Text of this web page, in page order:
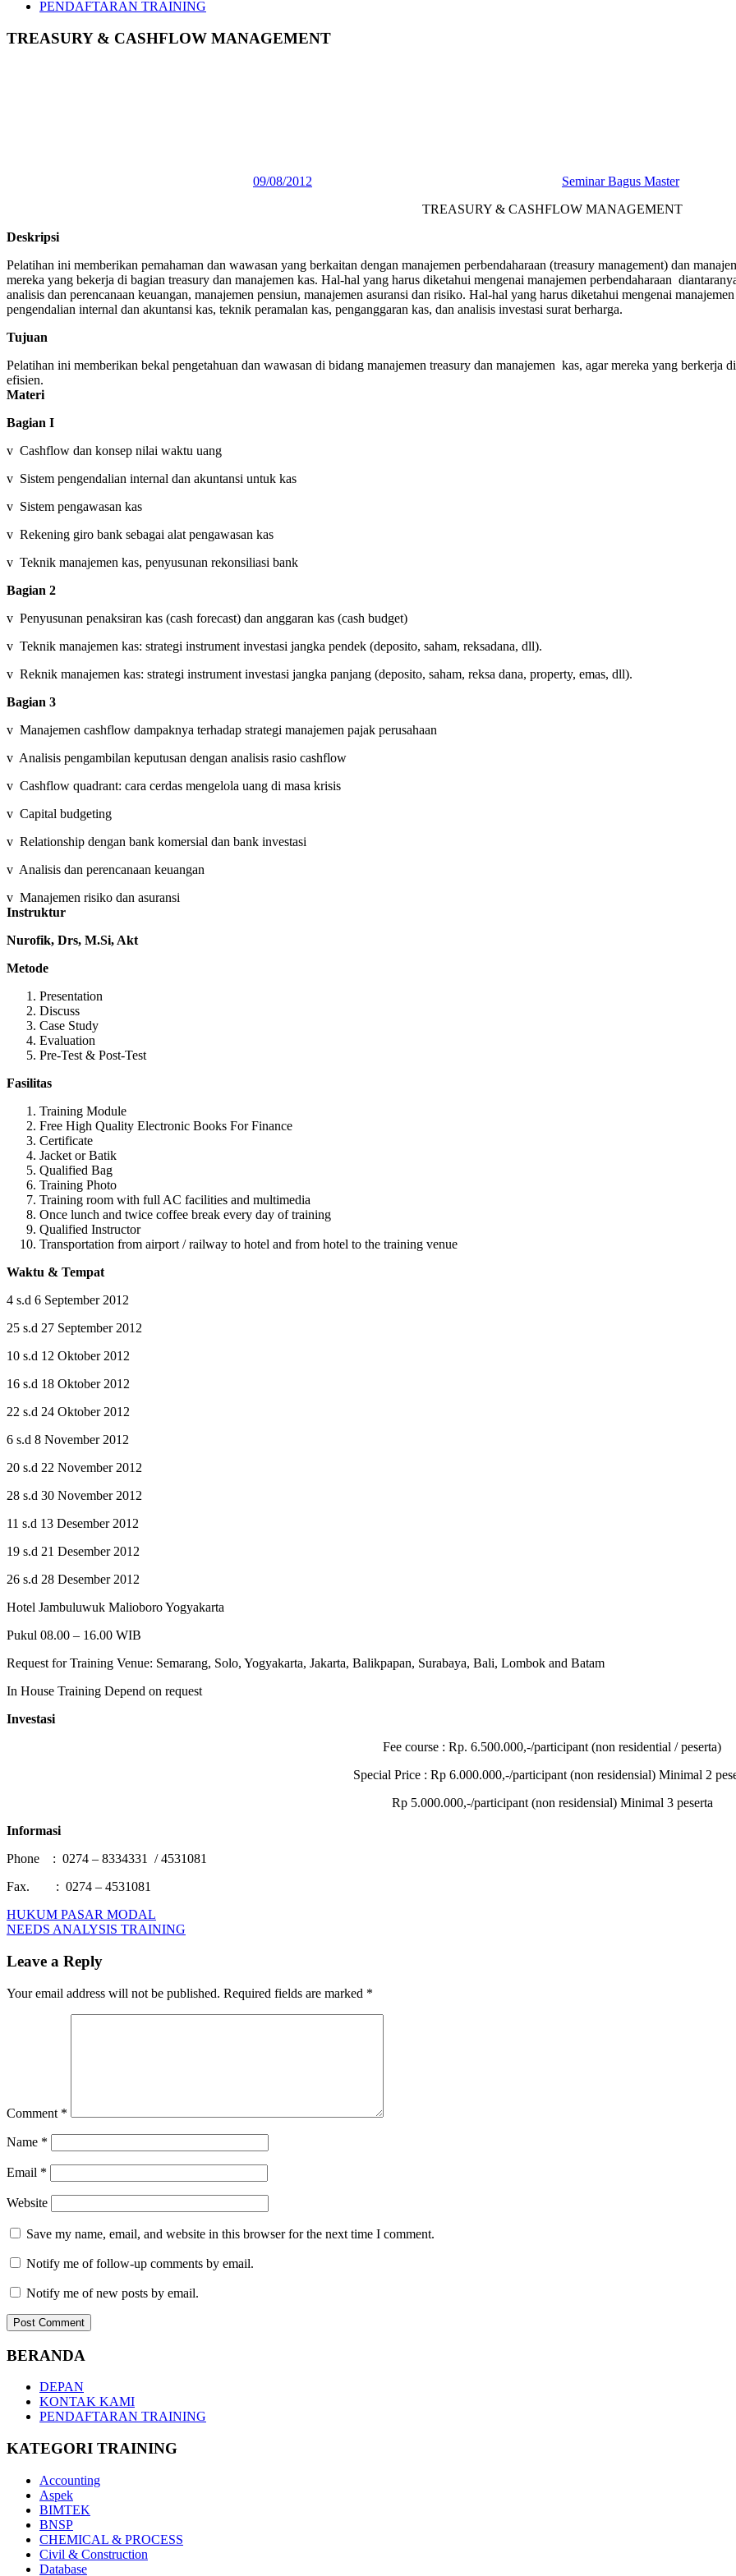
PENDAFTARAN TRAINING
TREASURY & CASHFLOW MANAGEMENT
09/08/2012
Seminar Bagus Master
TREASURY & CASHFLOW MANAGEMENT
Deskripsi
Pelatihan ini memberikan pemahaman dan wawasan yang berkaitan dengan manajemen perbendaharaan (treasury management) dan
mereka yang bekerja di bagian treasury dan manajemen kas. Hal-hal yang harus diketahui mengenai manajemen perbendaharaan
analisis dan perencanaan keuangan, manajemen pensiun, manajemen asuransi dan risiko. Hal-hal yang harus diketahui mengenai
pengendalian internal dan akuntansi kas, teknik peramalan kas, penganggaran kas, dan analisis investasi surat berharga.
Tujuan
Pelatihan ini memberikan bekal pengetahuan dan wawasan di bidang manajemen treasury dan manajemen kas, agar mereka yang
efisien.
Materi
Bagian I
v Cashflow dan konsep nilai waktu uang
v Sistem pengendalian internal dan akuntansi untuk kas
v Sistem pengawasan kas
v Rekening giro bank sebagai alat pengawasan kas
v Teknik manajemen kas, penyusunan rekonsiliasi bank
Bagian 2
v Penyusunan penaksiran kas (cash forecast) dan anggaran kas (cash budget)
v Teknik manajemen kas: strategi instrument investasi jangka pendek (deposito, saham, reksadana, dll).
v Reknik manajemen kas: strategi instrument investasi jangka panjang (deposito, saham, reksa dana, property, emas, dll).
Bagian 3
v Manajemen cashflow dampaknya terhadap strategi manajemen pajak perusahaan
v Analisis pengambilan keputusan dengan analisis rasio cashflow
v Cashflow quadrant: cara cerdas mengelola uang di masa krisis
v Capital budgeting
v Relationship dengan bank komersial dan bank investasi
v Analisis dan perencanaan keuangan
v Manajemen risiko dan asuransi
Instruktur
Nurofik, Drs, M.Si, Akt
Metode
Presentation
Discuss
Case Study
Evaluation
Pre-Test & Post-Test
Fasilitas
Training Module
Free High Quality Electronic Books For Finance
Certificate
Jacket or Batik
Qualified Bag
Training Photo
Training room with full AC facilities and multimedia
Once lunch and twice coffee break every day of training
Qualified Instructor
Transportation from airport / railway to hotel and from hotel to the training venue
Waktu & Tempat
4 s.d 6 September 2012
25 s.d 27 September 2012
10 s.d 12 Oktober 2012
16 s.d 18 Oktober 2012
22 s.d 24 Oktober 2012
6 s.d 8 November 2012
20 s.d 22 November 2012
28 s.d 30 November 2012
11 s.d 13 Desember 2012
19 s.d 21 Desember 2012
26 s.d 28 Desember 2012
Hotel Jambuluwuk Malioboro Yogyakarta
Pukul 08.00 – 16.00 WIB
Request for Training Venue: Semarang, Solo, Yogyakarta, Jakarta, Balikpapan, Surabaya, Bali, Lombok and Batam
In House Training Depend on request
Investasi
Fee course : Rp. 6.500.000,-/participant (non residential / peserta)
Special Price : Rp 6.000.000,-/participant (non residensial) Minimal 2
Rp 5.000.000,-/participant (non residensial) Minimal 3 peserta
Informasi
Phone : 0274 – 8334331 / 4531081
Fax. : 0274 – 4531081
TREASURY
&
MANAGEMENT
Post
navigation
Previous
Post:
HUKUM PASAR MODAL
Next
NEEDS ANALYSIS TRAINING
Leave a Reply
Your email address will not be published. Required fields are marked *
Comment *
Name *
Email *
Website
Save my name, email, and website in this browser for the next time I comment.
Notify me of follow-up comments by email.
Notify me of new posts by email.
BERANDA
DEPAN
KONTAK KAMI
PENDAFTARAN TRAINING
KATEGORI TRAINING
Accounting
Aspek
BIMTEK
BNSP
CHEMICAL & PROCESS
Civil & Construction
Database